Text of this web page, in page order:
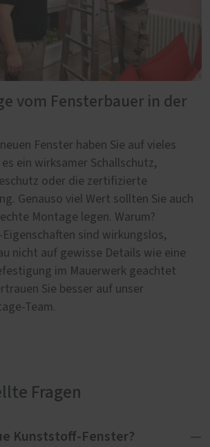
vom Fensterbauer in der
Fenster haben Sie auf vieles
ein wirksamer Schallschutz,
oder die zertifizierte
Genauso viel Wert sollten Sie auch
Montage legen. Warum?
Eigenschaften sind wirkungslos,
nicht auf gewisse Details wie eine
im Mauerwerk geachtet
Sie besser auf unser
Team.
Fragen
Kunststoff-Fenster?